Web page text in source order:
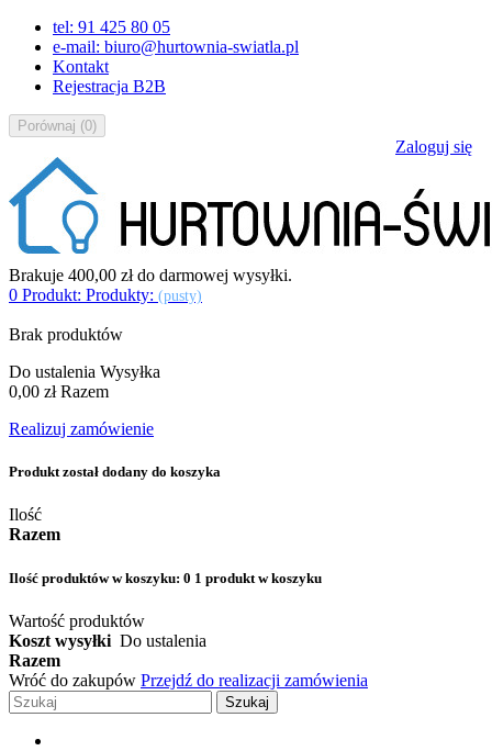
tel: 91 425 80 05
e-mail: biuro@hurtownia-swiatla.pl
Kontakt
Rejestracja B2B
Porównaj (0)
Zaloguj się
Brakuje 400,00 złdo darmowej wysyłki.
0 Produkt: Produkty: (pusty)
Brak produktów
Do ustalenia Wysyłka
0,00 zł Razem
Realizuj zamówienie
Produkt został dodany do koszyka
Ilość
Razem
Ilość produktów w koszyku: 0 1 produkt w koszyku
Wartość produktów
Koszt wysyłki Do ustalenia
Razem
Wróć do zakupów Przejdź do realizacji zamówienia
Szukaj